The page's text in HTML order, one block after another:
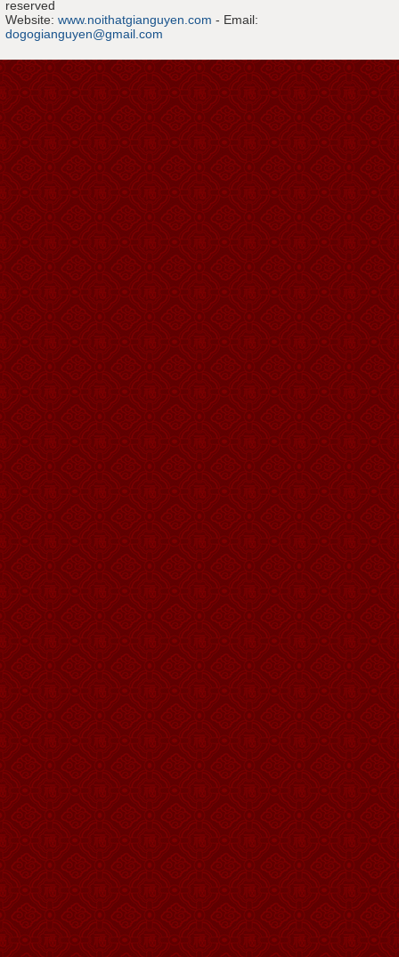
reserved
Website: www.noithatgianguyen.com - Email:
dogogianguyen@gmail.com